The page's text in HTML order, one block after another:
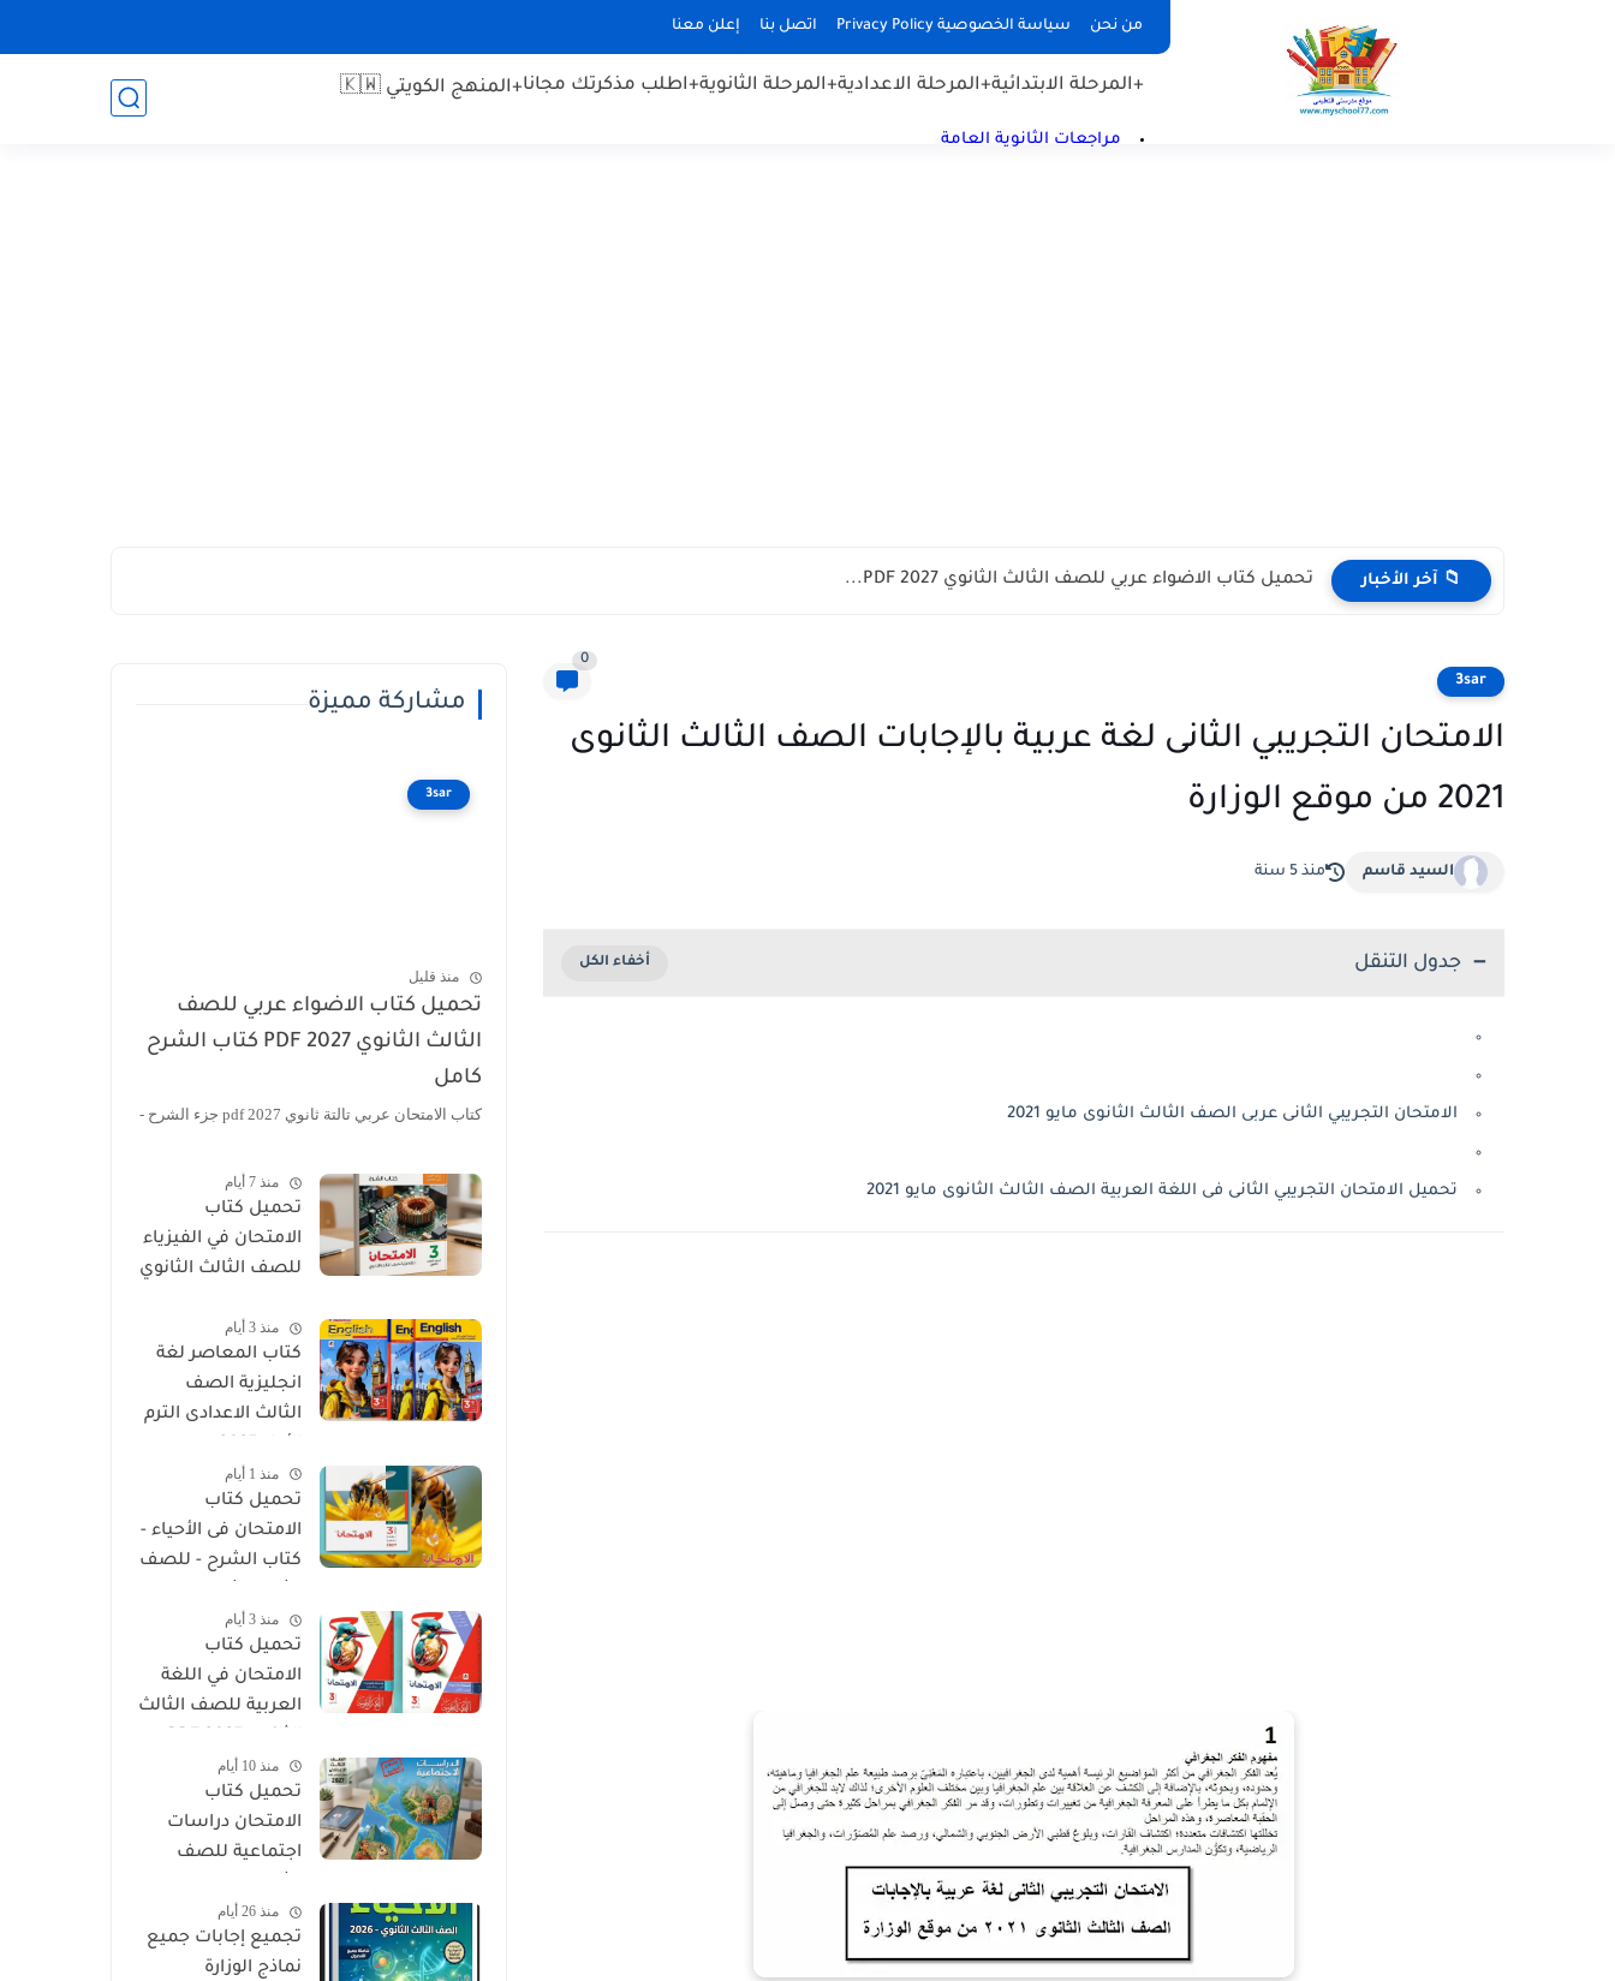
من نحن سياسة الخصوصية Privacy Policy اتصل بنا إعلن معنا
+المرحلة الابتدائية+المرحلة الاعدادية+المرحلة الثانوية+اطلب مذكرتك مجانا+المنهج الكويتي 🇰🇼
مراجعات الثانوية العامة
📁 آخر الأخبار تحميل كتاب الاضواء عربي للصف الثالث الثانوي 2027 PDF...
3sar
0
الامتحان التجريبي الثانى لغة عربية بالإجابات الصف الثالث الثانوى
2021 من موقع الوزارة
السيد قاسم منذ 5 سنة
جدول التنقل
الامتحان التجريبي الثانى عربى الصف الثالث الثانوى مايو 2021
تحميل الامتحان التجريبي الثانى فى اللغة العربية الصف الثالث الثانوى مايو 2021
مشاركة مميزة
3sar
منذ قليل
تحميل كتاب الاضواء عربي للصف
الثالث الثانوي 2027 PDF كتاب الشرح
كامل
كتاب الامتحان عربي تالتة ثانوي 2027 pdf جزء الشرح -
منذ 7 أيام
تحميل كتاب
الامتحان في الفيزياء
للصف الثالث الثانوي
الشرح
منذ 3 أيام
كتاب المعاصر لغة
انجليزية الصف
الثالث الاعدادى الترم
منذ 1 أيام
تحميل كتاب
الامتحان فى الأحياء -
كتاب الشرح - للصف
PDFمنذ 3 أيام
تحميل كتاب
الامتحان في اللغة
العربية للصف الثالث
كتاب الأسئلة
والتدريبات كامل
منذ 10 أيام
تحميل كتاب
الامتحان دراسات
اجتماعية للصف
الأول 2027 PDF
منذ 26 أيام
تجميع إجابات جميع
نماذج الوزارة